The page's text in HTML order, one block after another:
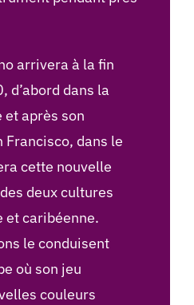
arrivera à la fin
d’abord dans la
et après son
Francisco, dans le
cette nouvelle
deux cultures
et caribéenne.
le conduisent
où son jeu
couleurs